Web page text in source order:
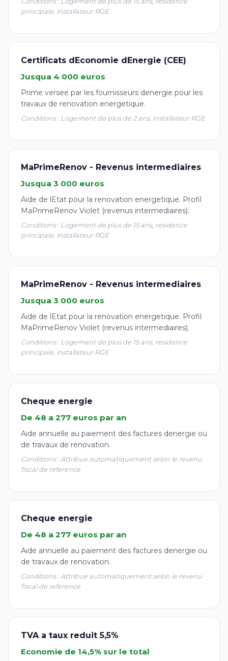
principale, installateur RGE
Certificats dEconomie dEnergie (CEE)
Jusqua 4 000 euros
Prime versee par les fournisseurs denergie pour les
travaux de renovation energetique.
Conditions : Logement de plus de 2 ans, installateur RGE
MaPrimeRenov - Revenus intermediaires
Jusqua 3 000 euros
Aide de lEtat pour la renovation energetique. Profil
MaPrimeRenov Violet (revenus intermediaires).
Conditions : Logement de plus de 15 ans, residence
principale, installateur RGE
MaPrimeRenov - Revenus intermediaires
Jusqua 3 000 euros
Aide de lEtat pour la renovation energetique. Profil
MaPrimeRenov Violet (revenus intermediaires).
Conditions : Logement de plus de 15 ans, residence
principale, installateur RGE
Cheque energie
De 48 a 277 euros par an
Aide annuelle au paiement des factures denergie ou
de travaux de renovation.
Conditions : Attribue automatiquement selon le revenu
fiscal de reference
Cheque energie
De 48 a 277 euros par an
Aide annuelle au paiement des factures denergie ou
de travaux de renovation.
Conditions : Attribue automatiquement selon le revenu
fiscal de reference
TVA a taux reduit 5,5%
Economie de 14,5% sur le total